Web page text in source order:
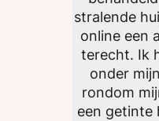
stralende
online een
terecht. Ik
onder
rondom
een getinte